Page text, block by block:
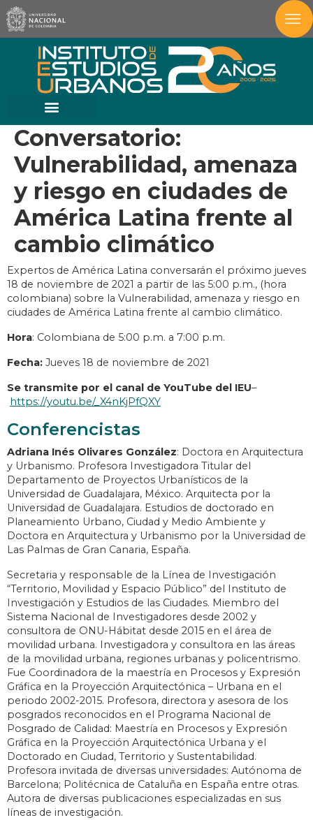
Conversatorio:
Vulnerabilidad, amenaza
y riesgo en ciudades de
América Latina frente al
cambio climático
Expertos de América Latina conversarán el próximo jueves
18 de noviembre de 2021 a partir de las 5:00 p.m., (hora
colombiana) sobre la Vulnerabilidad, amenaza y riesgo en
ciudades de América Latina frente al cambio climático.
Hora: Colombiana de 5:00 p.m. a 7:00 p.m.
Fecha: Jueves 18 de noviembre de 2021
Se transmite por el canal de YouTube del IEU–
https://youtu.be/_X4nKjPfQXY
Conferencistas
Adriana Inés Olivares González: Doctora en Arquitectura
y Urbanismo. Profesora Investigadora Titular del
Departamento de Proyectos Urbanísticos de la
Universidad de Guadalajara, México. Arquitecta por la
Universidad de Guadalajara. Estudios de doctorado en
Planeamiento Urbano, Ciudad y Medio Ambiente y
Doctora en Arquitectura y Urbanismo por la Universidad de
Las Palmas de Gran Canaria, España.
Secretaria y responsable de la Línea de Investigación
“Territorio, Movilidad y Espacio Público” del Instituto de
Investigación y Estudios de las Ciudades. Miembro del
Sistema Nacional de Investigadores desde 2002 y
consultora de ONU-Hábitat desde 2015 en el área de
movilidad urbana. Investigadora y consultora en las áreas
de la movilidad urbana, regiones urbanas y policentrismo.
Fue Coordinadora de la maestría en Procesos y Expresión
Gráfica en la Proyección Arquitectónica – Urbana en el
periodo 2002-2015. Profesora, directora y asesora de los
posgrados reconocidos en el Programa Nacional de
Posgrado de Calidad: Maestría en Procesos y Expresión
Gráfica en la Proyección Arquitectónica Urbana y el
Doctorado en Ciudad, Territorio y Sustentabilidad.
Profesora invitada de diversas universidades: Autónoma de
Barcelona; Politécnica de Cataluña en España entre otras.
Autora de diversas publicaciones especializadas en sus
líneas de investigación.